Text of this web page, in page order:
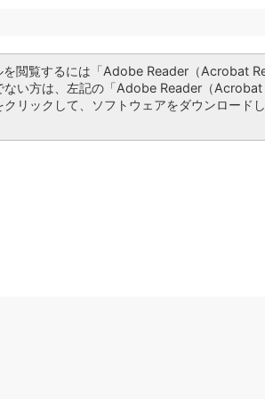
を閲覧するには「Adobe Reader（Acrobat
ない方は、左記の「Adobe Reader（Acrobat
クリックして、ソフトウェアをダウンロード